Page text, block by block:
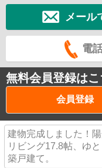
メール
電
無料会員登録はこ
会員登録
建物完成しました！
リビング17.8帖、ゆ
築戸建て。